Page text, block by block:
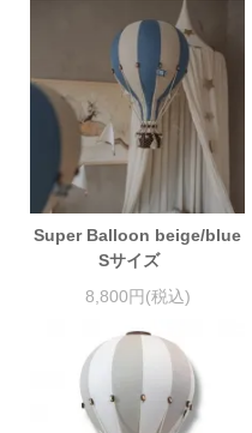
Super Balloon beige/blue
Sサイズ
8,800円(税込)